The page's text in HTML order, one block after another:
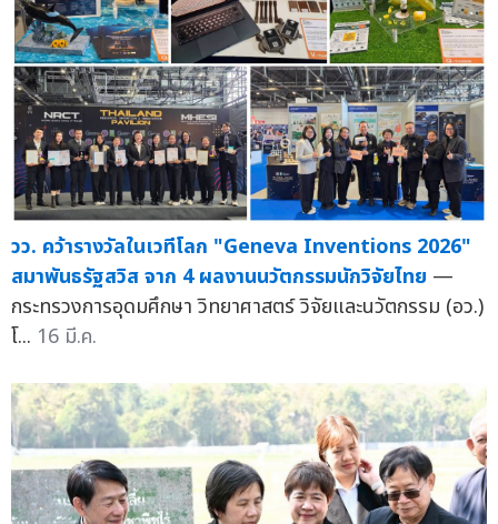
วว. คว้ารางวัลในเวทีโลก "Geneva Inventions 2026"
สมาพันธรัฐสวิส จาก 4 ผลงานนวัตกรรมนักวิจัยไทย —
กระทรวงการอุดมศึกษา วิทยาศาสตร์ วิจัยและนวัตกรรม (อว.)
โ... 16 มี.ค.